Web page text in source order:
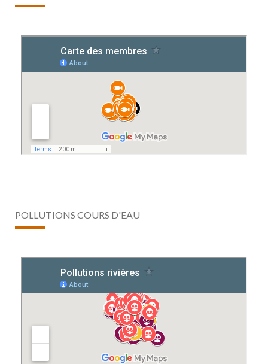
POLLUTIONS COURS D'EAU